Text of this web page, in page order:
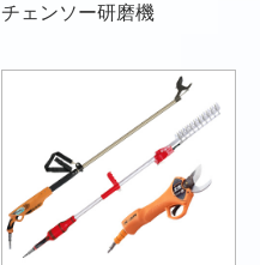
チェンソー研磨機